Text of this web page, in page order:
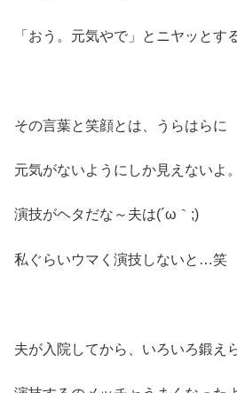
「おう。元気やで」とニヤッとす
その言葉と笑顔とは、うらはらに
元気がないようにしか見えないよ。
演技がヘタだな～夫は(´ω｀;)
私ぐらいウマく演技しないと…笑
夫が入院してから、いろいろ鍛え